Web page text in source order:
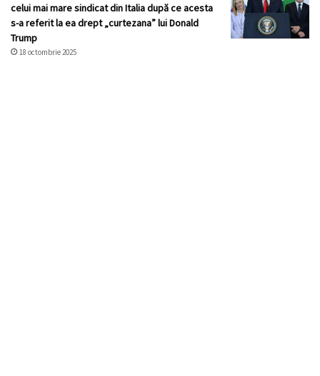
celui mai mare sindicat din Italia după ce acesta
s-a referit la ea drept „curtezana” lui Donald
Trump
18 octombrie 2025